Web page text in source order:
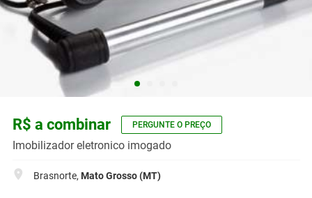
R$ a combinar PERGUNTE O PREÇO
Imobilizador eletronico imogado
Brasnorte, Mato Grosso (MT)